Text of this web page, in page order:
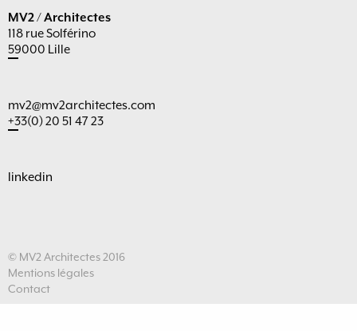
MV2 / Architectes
118 rue Solférino
59000 Lille
mv2@mv2architectes.com
+33(0) 20 51 47 23
linkedin
© MV2 Architectes 2016
Mentions légales
Contact